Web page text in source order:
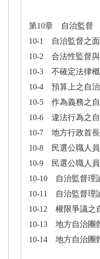
第10章 自治監督
10-1 自治監督之
10-2 合法性監督
10-3 不確定法律
10-4 預算上之自
10-5 作為義務之
10-6 違法行為之
10-7 地方行政首
10-8 民選公職人
10-9 民選公職人
10-10 自治監督理
10-11 自治監督理
10-12 權限爭議之
10-13 地方自治團
10-14 地方自治團